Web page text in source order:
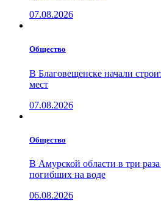
07.08.2026
Общество
В Благовещенске начали
мест
07.08.2026
Общество
В Амурской области в три
погибших на воде
06.08.2026